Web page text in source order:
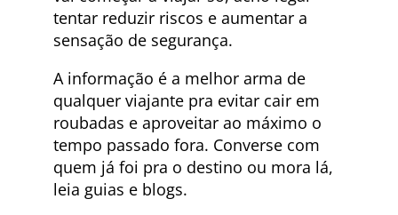
tentar reduzir riscos e aumentar a
sensação de segurança.
A informação é a melhor arma de
qualquer viajante pra evitar cair em
roubadas e aproveitar ao máximo o
tempo passado fora. Converse com
quem já foi pra o destino ou mora lá,
leia guias e blogs.